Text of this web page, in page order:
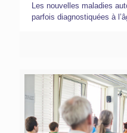
Les nouvelles maladies
parfois diagnostiquées à